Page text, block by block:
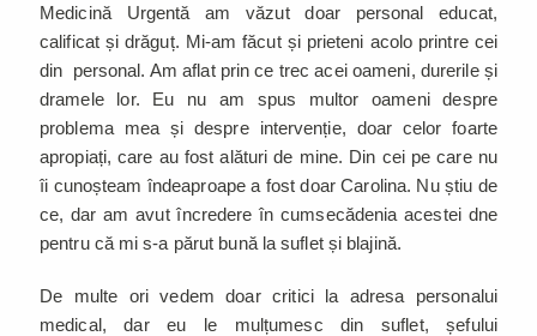
Medicină Urgentă am văzut doar personal educat,
calificat și drăguț. Mi-am făcut și prieteni acolo printre cei
din personal. Am aflat prin ce trec acei oameni, durerile și
dramele lor. Eu nu am spus multor oameni despre
problema mea și despre intervenție, doar celor foarte
apropiați, care au fost alături de mine. Din cei pe care nu
îi cunoșteam îndeaproape a fost doar Carolina. Nu știu de
ce, dar am avut încredere în cumsecădenia acestei dne
pentru că mi s-a părut bună la suflet și blajină.
De multe ori vedem doar critici la adresa personalui
medical, dar eu le mulțumesc din suflet, șefului